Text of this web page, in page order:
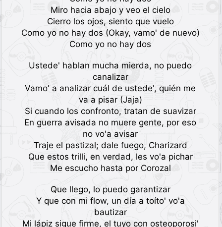
Miro hacia abajo y veo el cielo
Cierro los ojos, siento que vuelo
Como yo no hay dos (Okay, vamo' de nuevo)
Como yo no hay dos
Ustede' hablan mucha mierda, no puedo
canalizar
Vamo' a analizar cuál de ustede', quién me
va a pisar (Jaja)
Si cuando los confronto, tratan de suavizar
En guerra avisada no muere gente, por eso
no vo'a avisar
Traje el pastizal; dale fuego, Charizard
Que estos trilli, en verdad, les vo'a pichar
Me escucho hasta por Corozal
Que llego, lo puedo garantizar
Y que con mi flow, un día a toíto' vo'a
bautizar
Mi lápiz sigue firme, el tuyo con osteoporosi'